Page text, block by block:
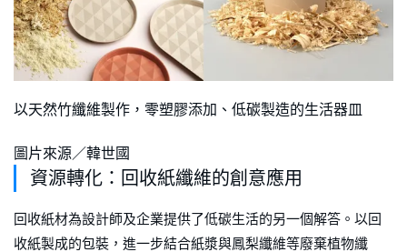
以天然竹纖維製作，零塑膠添加、低碳製造的生活器皿
圖片來源／韓世國
資源轉化：回收紙纖維的創意應用
回收紙材為設計師及企業提供了低碳生活的另一個解答。以回
收紙製成的包裝，進一步結合紙漿與鳳梨纖維等廢棄植物纖